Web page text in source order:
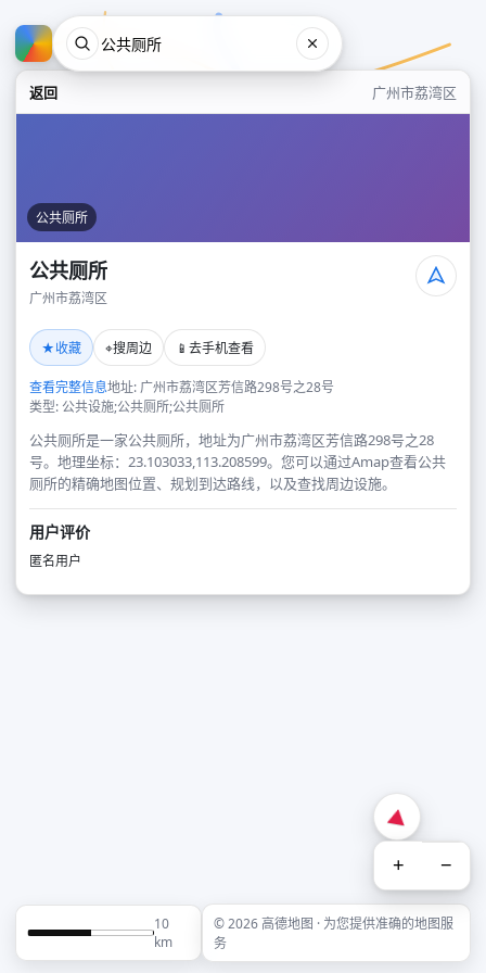
返回 广州市荔湾区
公共厕所
公共厕所
广州市荔湾区
★收藏 ⌖搜周边 📱 去手机查看
查看完整信息地址: 广州市荔湾区芳信路298号之28号
类型: 公共设施;公共厕所;公共厕所
公共厕所是一家公共厕所，地址为广州市荔湾区芳信路298号之28
号。地理坐标：23.103033,113.208599。您可以通过Amap查看公共
厕所的精确地图位置、规划到达路线，以及查找周边设施。
用户评价
匿名用户
+ −
10
km
© 2026 高德地图 · 为您提供准确的地图服
务